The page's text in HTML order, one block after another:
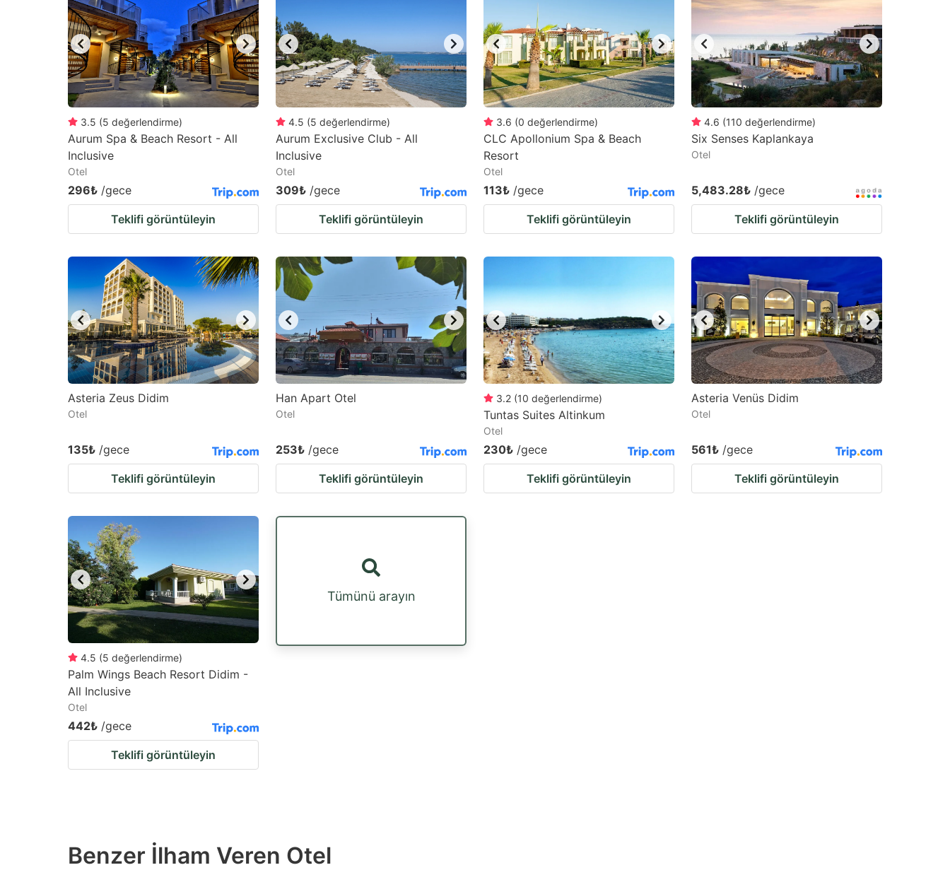
mark
key
to
get
the
keyboard
shortcuts
for
changing
dates.
key
to
get
the
keyboard
shortcuts
for
changing
dates.
3.5 (5 değerlendirme)
Aurum Spa & Beach Resort - All
Inclusive
Otel
296₺ /gece
Teklifi görüntüleyin
4.5 (5 değerlendirme)
Aurum Exclusive Club - All
Inclusive
Otel
309₺ /gece
Teklifi görüntüleyin
3.6 (0 değerlendirme)
CLC Apollonium Spa & Beach
Resort
Otel
113₺ /gece
Teklifi görüntüleyin
4.6 (110 değerlendirme)
Six Senses Kaplankaya
Otel
5,483.28₺ /gece
Teklifi görüntüleyin
Asteria Zeus Didim
Otel
135₺ /gece
Teklifi görüntüleyin
Han Apart Otel
Otel
253₺ /gece
Teklifi görüntüleyin
3.2 (10 değerlendirme)
Tuntas Suites Altinkum
Otel
230₺ /gece
Teklifi görüntüleyin
Asteria Venüs Didim
Otel
561₺ /gece
Teklifi görüntüleyin
4.5 (5 değerlendirme)
Palm Wings Beach Resort Didim -
All Inclusive
Otel
442₺ /gece
Teklifi görüntüleyin
Tümünü arayın
Benzer İlham Veren Otel